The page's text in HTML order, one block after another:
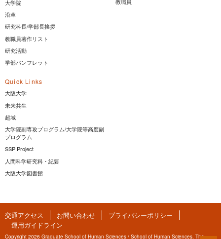
大学院
沿革
研究科長/学部長挨拶
教職員著作リスト
研究活動
学部パンフレット
教職員
Quick Links
大阪大学
未来共生
超域
大学院副専攻プログラム/大学院等高度副
プログラム
SSP Project
人間科学研究科・紀要
大阪大学図書館
交通アクセス お問い合わせ
プライバシーポリシー
運用ガイドライン
Copyright 2026 Graduate School of Human Sciences / School of Human Sciences, The